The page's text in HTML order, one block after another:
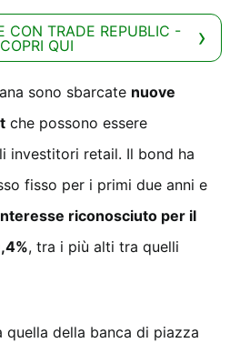
CON TRADE REPUBLIC -
QUI
sono sbarcate nuove
che possono essere
investitori retail. Il bond ha
fisso per i primi due anni e
riconosciuto per il
, tra i più alti tra quelli
quella della banca di piazza